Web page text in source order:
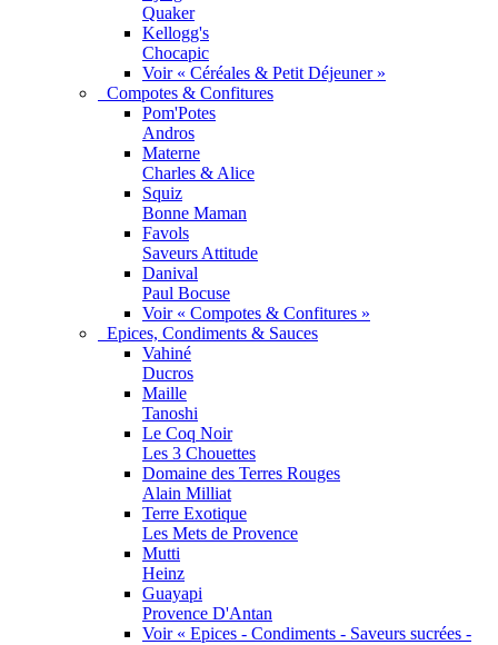
Quaker
Kellogg's
Chocapic
Voir « Céréales & Petit Déjeuner »
Compotes & Confitures
Pom'Potes
Andros
Materne
Charles & Alice
Squiz
Bonne Maman
Favols
Saveurs Attitude
Danival
Paul Bocuse
Voir « Compotes & Confitures »
Epices, Condiments & Sauces
Vahiné
Ducros
Maille
Tanoshi
Le Coq Noir
Les 3 Chouettes
Domaine des Terres Rouges
Alain Milliat
Terre Exotique
Les Mets de Provence
Mutti
Heinz
Guayapi
Provence D'Antan
Voir « Epices - Condiments - Saveurs sucrées -